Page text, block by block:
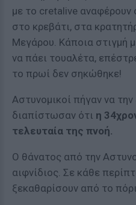
με το cretalive
στο κρεβάτι, στα
Μεγάρου. Κάποια στιγμή
να πάει τουαλέτα,
το πρωί δεν σηκώθηκε!
Αστυνομικοί πήγαν να
διαπίστωσαν ότι η
τελευταία της πνοή.
Ο θάνατος από την
αιφνίδιος. Σε κάθε
ξεκαθαρίσουν από το